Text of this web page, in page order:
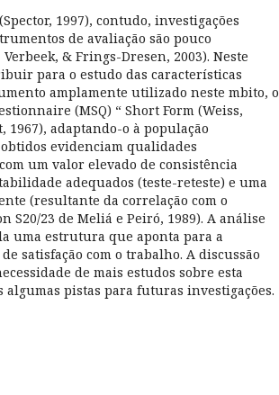
1997), contudo, investigações
de avaliação são pouco
& Frings-Dresen, 2003). Neste
para o estudo das características
amplamente utilizado neste mbito, o
(MSQ) “ Short Form (Weiss,
1967), adaptando-o à população
evidenciam qualidades
um valor elevado de consistência
adequados (teste-reteste) e uma
(resultante da correlação com o
S20/23 de Meliá e Peiró, 1989). A análise
uma estrutura que aponta para a
satisfação com o trabalho. A discussão
de mais estudos sobre esta
algumas pistas para futuras investigações.